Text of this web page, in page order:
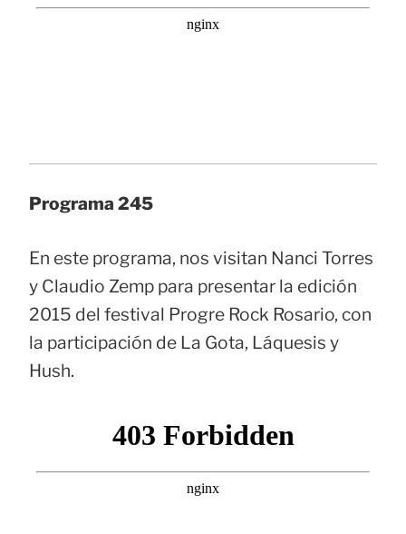
Programa 245
En este programa, nos visitan Nanci Torres
y Claudio Zemp para presentar la edición
2015 del festival Progre Rock Rosario, con
la participación de La Gota, Láquesis y
Hush.